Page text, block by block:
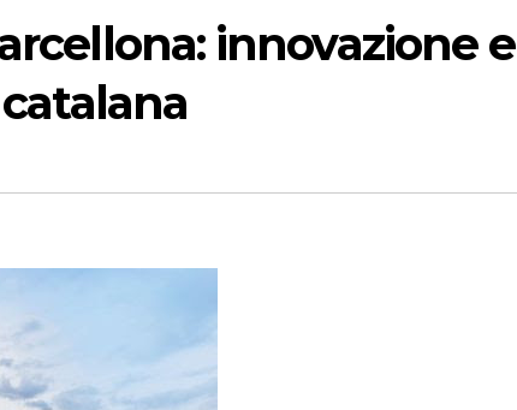
innovazione e